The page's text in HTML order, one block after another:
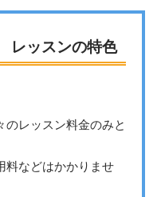
ッスンの特色
レッスン料金のみと
料などはかかりませ